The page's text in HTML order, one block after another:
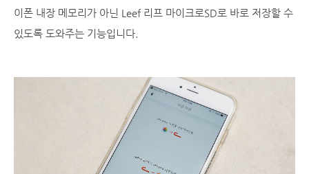
이폰 내장 메모리가 아닌 Leef 리프 마이크로SD로 바로 저장할 수
있도록 도와주는 기능입니다.